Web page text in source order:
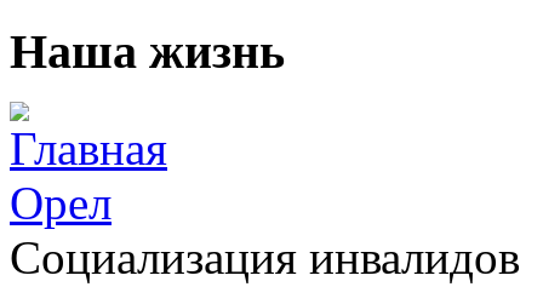
Наша жизнь
Главная
Орел
Социализация инвалидов